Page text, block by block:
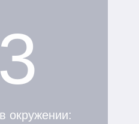
3
окружении: